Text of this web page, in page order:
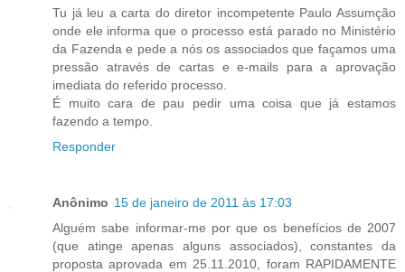
Tu já leu a carta do diretor incompetente Paulo Assumção
onde ele informa que o processo está parado no Ministério
da Fazenda e pede a nós os associados que façamos uma
pressão através de cartas e e-mails para a aprovação
imediata do referido processo.
É muito cara de pau pedir uma coisa que já estamos
fazendo a tempo.
Responder
Anônimo 15 de janeiro de 2011 às 17:03
Alguém sabe informar-me por que os benefícios de 2007
(que atinge apenas alguns associados), constantes da
proposta aprovada em 25.11.2010, foram RAPIDAMENTE